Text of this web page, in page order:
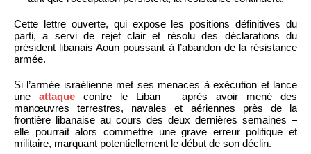
Cette lettre ouverte, qui expose les positions définitives du
parti, a servi de rejet clair et résolu des déclarations du
président libanais Aoun poussant à l’abandon de la résistance
armée.
Si l’armée israélienne met ses menaces à exécution et lance
une attaquecontre le Liban – après avoir mené des
manœuvres terrestres, navales et aériennes près de la
frontière libanaise au cours des deux dernières semaines –
elle pourrait alors commettre une grave erreur politique et
militaire, marquant potentiellement le début de son déclin.